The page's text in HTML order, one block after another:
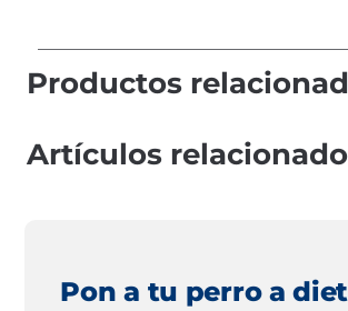
Productos
Artículos
Pon a tu perro a